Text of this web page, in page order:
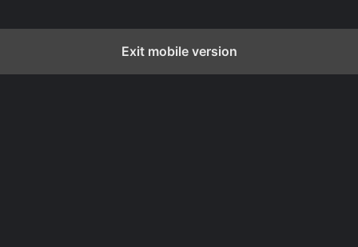
Exit mobile version